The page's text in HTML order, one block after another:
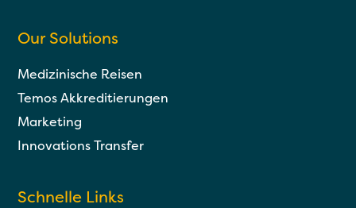
Our Solutions
Medizinische Reisen
Temos Akkreditierungen
Marketing
Innovations Transfer
Schnelle Links